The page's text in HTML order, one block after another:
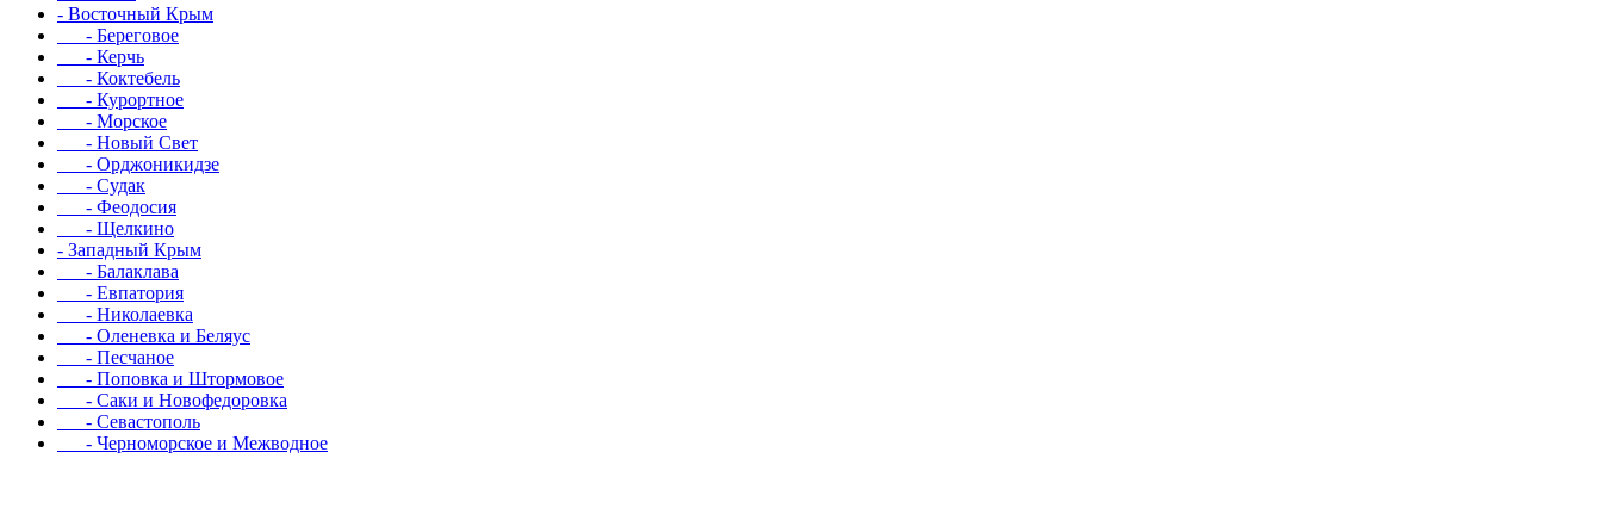
- Восточный Крым
- Береговое
- Керчь
- Коктебель
- Курортное
- Морское
- Новый Свет
- Орджоникидзе
- Судак
- Феодосия
- Щелкино
- Западный Крым
- Балаклава
- Евпатория
- Николаевка
- Оленевка и Беляус
- Песчаное
- Поповка и Штормовое
- Саки и Новофедоровка
- Севастополь
- Черноморское и Межводное